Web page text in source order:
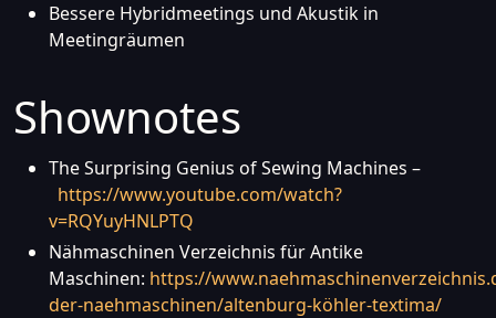
Bessere Hybridmeetings und Akustik in
Meetingräumen
Shownotes
The Surprising Genius of Sewing Machines –
https://www.youtube.com/watch?
v=RQYuyHNLPTQ
Nähmaschinen Verzeichnis für Antike
Maschinen: https://
der-naehmaschinen/altenburg-köhler-textima/